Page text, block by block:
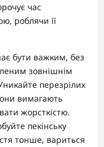
час
роблячи її
бути важким, без
зовнішнім
перезрілих
вимагають
жорсткістю.
пекінську
тонше, вариться